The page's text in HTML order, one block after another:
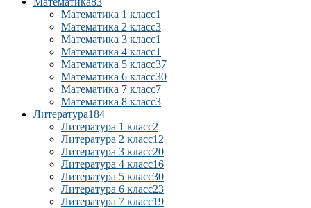
Математика 1 класс1
Математика 2 класс3
Математика 3 класс1
Математика 4 класс1
Математика 5 класс37
Математика 6 класс30
Математика 7 класс7
Математика 8 класс3
Литература184
Литература 1 класс2
Литература 2 класс12
Литература 3 класс20
Литература 4 класс16
Литература 5 класс30
Литература 6 класс23
Литература 7 класс19